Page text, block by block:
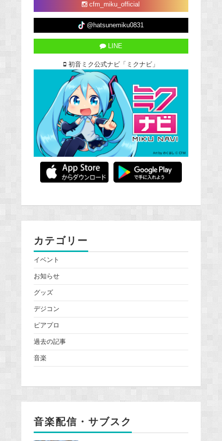
cfm_miku_official
@hatsunemiku0831
LINE
初音ミク公式ナビ「ミクナビ」
カテゴリー
イベント
お知らせ
グッズ
デジコン
ピアプロ
過去の記事
音楽
音楽配信・サブスク